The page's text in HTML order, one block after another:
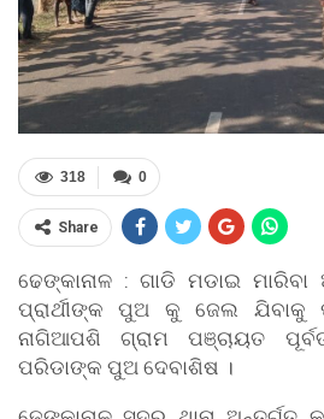
0
318
Share
ଢେଙ୍କାନାଳ : ଗାଡି ମଡାଇ
ପ୍ରାର୍ଥୀଙ୍କ ପୁଅ କୁ ଜେଲ ଯିବାକୁ
ନାଗିଆପଶି ଗ୍ରାମ ପଞ୍ଚାୟତ
ପରିଡାଙ୍କ ପୁଅ ଦେବାଶିଷ ।